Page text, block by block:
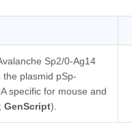
Sp2/0-Ag14
plasmid pSp-
specific for mouse and
GenScript).